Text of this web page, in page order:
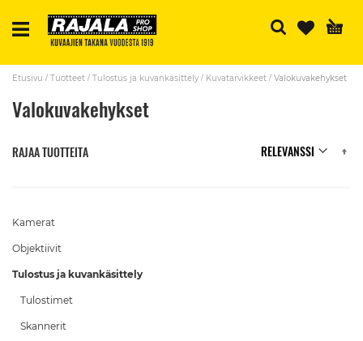
Etusivu Tuotteet Tulostus ja kuvankäsittely Kuvatarvikkeet Valokuvakehykset
Valokuvakehykset
Kamerat
Objektiivit
Tulostus ja kuvankäsittely
Tulostimet
Skannerit
RAJAA TUOTTEITA